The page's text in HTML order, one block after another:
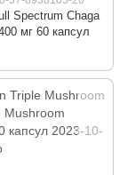
Spectrum Chaga
мг 60 капсул